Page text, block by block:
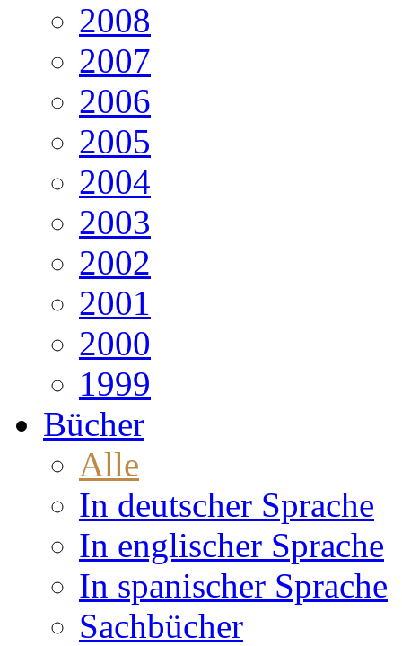
2008
2007
2006
2005
2004
2003
2002
2001
2000
1999
Bücher
Alle
In deutscher Sprache
In englischer Sprache
In spanischer Sprache
Sachbücher